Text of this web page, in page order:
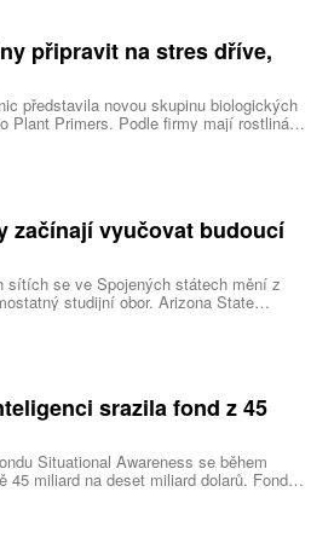
připravit na stres dříve,
představila novou skupinu biologických
Plant Primers. Podle firmy mají rostlinám
je připraví na pozdější stres. Cílem není
ale umožnit jim rychleji spustit
začínají vyučovat budoucí
sítích se ve Spojených státech mění z
studijní obor. Arizona State
program zaměřený na tvorbu obsahu.
vedlejší studijní program pro
srazila fond z 45
Situational Awareness se během
45 miliard na deset miliard dolarů. Fond
Leopold Aschenbrenner zasáhl pokles
využití vypůjčených peněz a následné